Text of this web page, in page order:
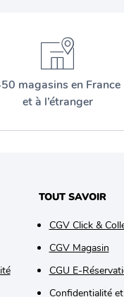
magasins en France
et à l’étranger
TOUT SAVOIR
CGV Click &
CGV Magasin
CGU E-
Confidentialité